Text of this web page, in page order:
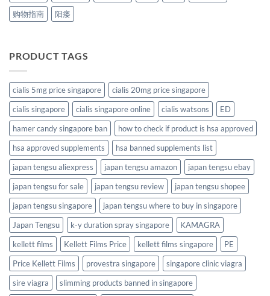
购物指南
阳痿
PRODUCT TAGS
cialis 5mg price singapore
cialis 20mg price singapore
cialis singapore
cialis singapore online cialis watsons
ED
hamer candy singapore ban
how to check if product is hsa approved
hsa approved supplements
hsa banned supplements list
japan tengsu aliexpress
japan tengsu amazon
japan tengsu ebay
japan tengsu for sale
japan tengsu review
japan tengsu shopee
japan tengsu singapore
japan tengsu where to buy in singapore
Japan Tengsu
k-y duration spray singapore
KAMAGRA
kellett films
Kellett Films Price kellett films singapore
PE
Price Kellett Films
provestra singapore
singapore clinic viagra
sire viagra
slimming products banned in singapore